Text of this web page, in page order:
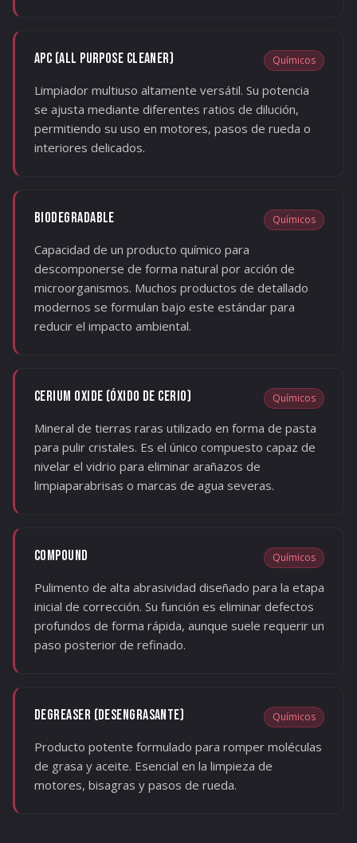
APC (ALL PURPOSE CLEANER) Químicos
Limpiador multiuso altamente versátil. Su potencia
se ajusta mediante diferentes ratios de dilución,
permitiendo su uso en motores, pasos de rueda o
interiores delicados.
BIODEGRADABLE Químicos
Capacidad de un producto químico para
descomponerse de forma natural por acción de
microorganismos. Muchos productos de detallado
modernos se formulan bajo este estándar para
reducir el impacto ambiental.
CERIUM OXIDE (ÓXIDO DE CERIO) Químicos
Mineral de tierras raras utilizado en forma de pasta
para pulir cristales. Es el único compuesto capaz de
nivelar el vidrio para eliminar arañazos de
limpiaparabrisas o marcas de agua severas.
COMPOUND Químicos
Pulimento de alta abrasividad diseñado para la etapa
inicial de corrección. Su función es eliminar defectos
profundos de forma rápida, aunque suele requerir un
paso posterior de refinado.
DEGREASER (DESENGRASANTE) Químicos
Producto potente formulado para romper moléculas
de grasa y aceite. Esencial en la limpieza de
motores, bisagras y pasos de rueda.